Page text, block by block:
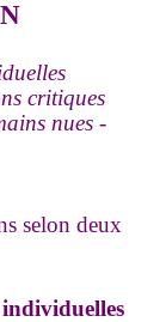
critiques
nues -
selon deux